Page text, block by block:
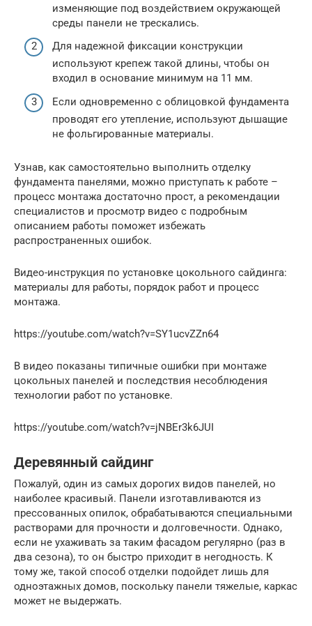
изменяющие под воздействием окружающей
среды панели не трескались.
Для надежной фиксации конструкции
используют крепеж такой длины, чтобы он
входил в основание минимум на 11 мм.
Если одновременно с облицовкой фундамента
проводят его утепление, используют дышащие
не фольгированные материалы.
Узнав, как самостоятельно выполнить отделку
фундамента панелями, можно приступать к работе –
процесс монтажа достаточно прост, а рекомендации
специалистов и просмотр видео с подробным
описанием работы поможет избежать
распространенных ошибок.
Видео-инструкция по установке цокольного сайдинга:
материалы для работы, порядок работ и процесс
монтажа.
https://youtube.com/watch?v=SY1ucvZZn64
В видео показаны типичные ошибки при монтаже
цокольных панелей и последствия несоблюдения
технологии работ по установке.
https://youtube.com/watch?v=jNBEr3k6JUI
Деревянный сайдинг
Пожалуй, один из самых дорогих видов панелей, но
наиболее красивый. Панели изготавливаются из
прессованных опилок, обрабатываются специальными
растворами для прочности и долговечности. Однако,
если не ухаживать за таким фасадом регулярно (раз в
два сезона), то он быстро приходит в негодность. К
тому же, такой способ отделки подойдет лишь для
одноэтажных домов, поскольку панели тяжелые, каркас
может не выдержать.